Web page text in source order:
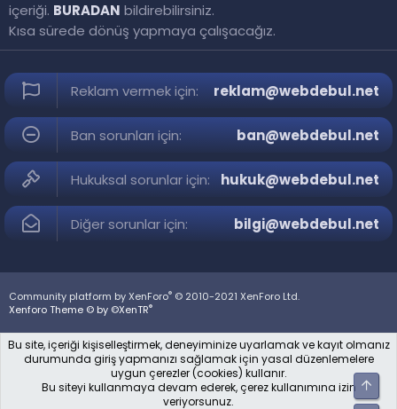
içeriği. BURADAN bildirebilirsiniz.
Kısa sürede dönüş yapmaya çalışacağız.
Reklam vermek için: reklam@webdebul.net
Ban sorunları için: ban@webdebul.net
Hukuksal sorunlar için: hukuk@webdebul.net
Diğer sorunlar için: bilgi@webdebul.net
Community platform by XenForo® © 2010-2021 XenForo Ltd.
Xenforo Theme © by ©XenTR®
Bu site, içeriği kişiselleştirmek, deneyiminize uyarlamak ve kayıt olmanız
durumunda giriş yapmanızı sağlamak için yasal düzenlemelere
uygun çerezler (cookies) kullanır.
Bu siteyi kullanmaya devam ederek, çerez kullanımına izin
veriyorsunuz.
Üst